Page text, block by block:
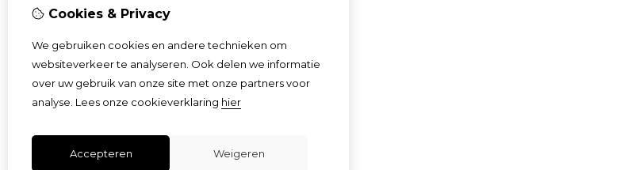
Cookies & Privacy
We gebruiken cookies en andere technieken om
websiteverkeer te analyseren. Ook delen we informatie
over uw gebruik van onze site met onze partners voor
analyse. Lees onze cookieverklaring hier
Accepteren Weigeren